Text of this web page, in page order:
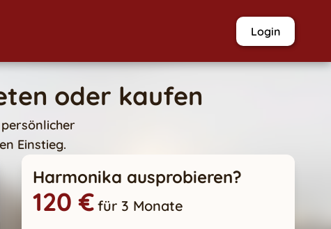
Login
oder kaufen
Einstieg.
Harmonika ausprobieren?
120 € für 3 Monate